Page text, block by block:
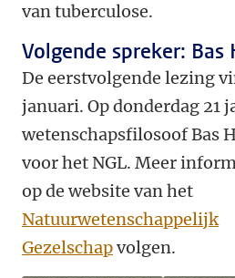
van tuberculose.
Volgende spreker: Bas
De eerstvolgende lezing
januari. Op donderdag 21
wetenschapsfilosoof Bas
voor het NGL. Meer
op de website van het
Natuurwetenschappelijk
Gezelschapvolgen.